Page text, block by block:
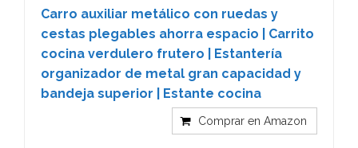
Carro auxiliar metálico con ruedas y
cestas plegables ahorra espacio | Carrito
cocina verdulero frutero | Estantería
organizador de metal gran capacidad y
bandeja superior | Estante cocina
Comprar en Amazon